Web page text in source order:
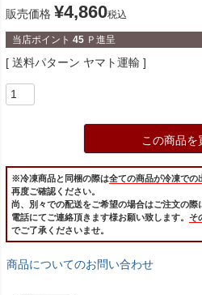
販売価格 ¥4,860税込
当店ポイント 45 Ｐ進呈
送料パターン ヤマト運輸
この商品を
※冷凍商品と同梱の際は全ての商品が冷凍での
再度ご確認ください。
尚、別々での配送をご希望の場合はご注文の
電話にてご連絡頂きます様お願い致します。 そ
でご了承くださいませ。
商品についてのお問い合わせ